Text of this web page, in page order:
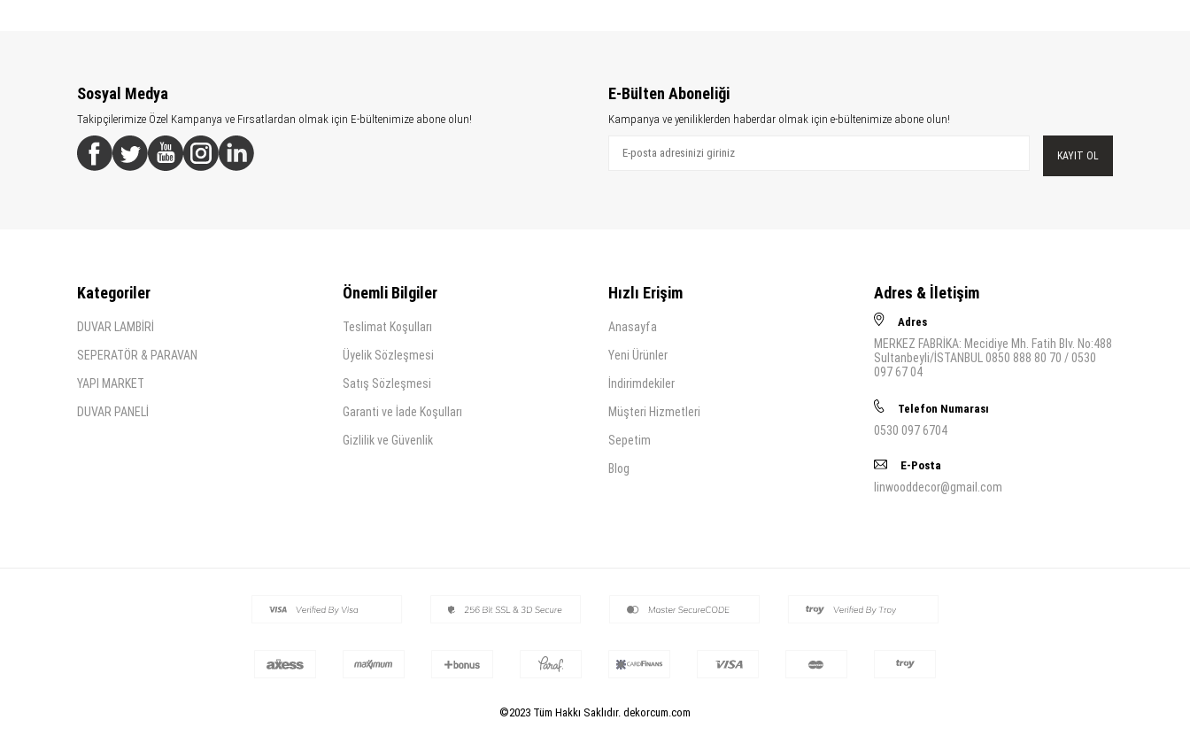
Sosyal Medya
Takipçilerimize Özel Kampanya ve Fırsatlardan olmak için E-bültenimize abone olun!
E-Bülten Aboneliği
Kampanya ve yeniliklerden haberdar olmak için e-bültenimize abone olun!
KAYIT OL
Kategoriler
DUVAR LAMBİRİ
SEPERATÖR & PARAVAN
YAPI MARKET
DUVAR PANELİ
Önemli Bilgiler
Teslimat Koşulları
Üyelik Sözleşmesi
Satış Sözleşmesi
Garanti ve İade Koşulları
Gizlilik ve Güvenlik
Hızlı Erişim
Anasayfa
Yeni Ürünler
İndirimdekiler
Müşteri Hizmetleri
Sepetim
Blog
Adres & İletişim
Adres
MERKEZ FABRİKA: Mecidiye Mh. Fatih Blv. No:488
Sultanbeyli/İSTANBUL 0850 888 80 70 / 0530
097 67 04
Telefon Numarası
0530 097 6704
E-Posta
linwooddecor@gmail.com
©2023 Tüm Hakkı Saklıdır. dekorcum.com